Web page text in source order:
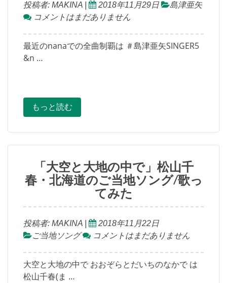
投稿者: MAKINA 2018年11月29日
島津亜矢
コメントはまだありません
最近のnanaでの全曲制覇は ＃島津亜矢SINGER5
&n …
もっと読む
「大空と大地の中で」松山千
春・北海道のご当地ソング/歌っ
てみた
投稿者: MAKINA
2018年11月22日
ご当地ソング
コメントはまだありません
大空と大地の中で おおぞらとだいちのなかで は
松山千春(ま …